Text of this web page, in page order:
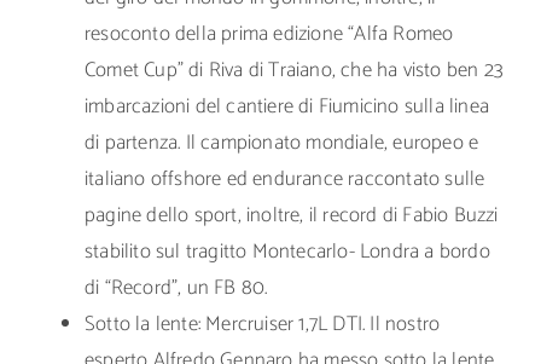
resoconto della prima edizione “Alfa Romeo
Comet Cup” di Riva di Traiano, che ha visto ben 23
imbarcazioni del cantiere di Fiumicino sulla linea
di partenza. Il campionato mondiale, europeo e
italiano offshore ed endurance raccontato sulle
pagine dello sport, inoltre, il record di Fabio Buzzi
stabilito sul tragitto Montecarlo- Londra a bordo
di “Record”, un FB 80.
Sotto la lente: Mercruiser 1,7L DTI. Il nostro